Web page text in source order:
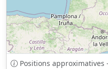
Positions approximatives